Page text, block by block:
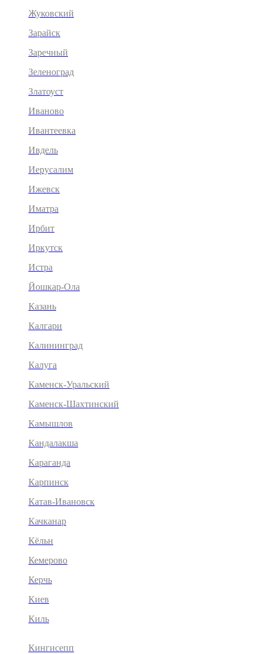
Жуковский
Зарайск
Заречный
Зеленоград
Златоуст
Иваново
Ивантеевка
Ивдель
Иерусалим
Ижевск
Иматра
Ирбит
Иркутск
Истра
Йошкар-Ола
Казань
Калгари
Калининград
Калуга
Каменск-Уральский
Каменск-Шахтинский
Камышлов
Кандалакша
Караганда
Карпинск
Катав-Ивановск
Качканар
Кёльн
Кемерово
Керчь
Киев
Киль
Кингисепп